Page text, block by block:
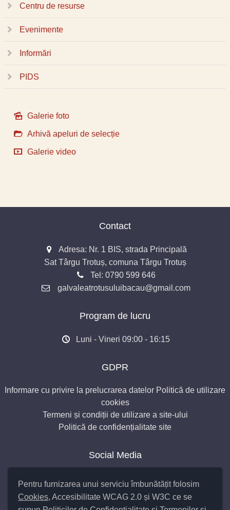
Pentru furnizarea unui serviciu îmbunătățit folosim
Cookies, Accesibilitate WCAG 2.0 și W3C ce se
Centru de resurse
Evenimente
Informări
PIDS
Galerie foto
Arhivă apeluri de selecție
Galerie video
Contact
Adresa: Nr. 1 BIS, strada Principală
Sat Târgu Trotuș, comuna Târgu Trotuș
Tel: 0790 599 646
galvaleatrotusuluibacau@gmail.com
Program de lucru
Luni - Vineri 09:00 - 16:15
GDPR
Informare cu privire la prelucrarea datelor Politică de utilizare
cookies
Termeni și condiții de utilizare a site-ului
Politică de confidențialitate site
Social Media